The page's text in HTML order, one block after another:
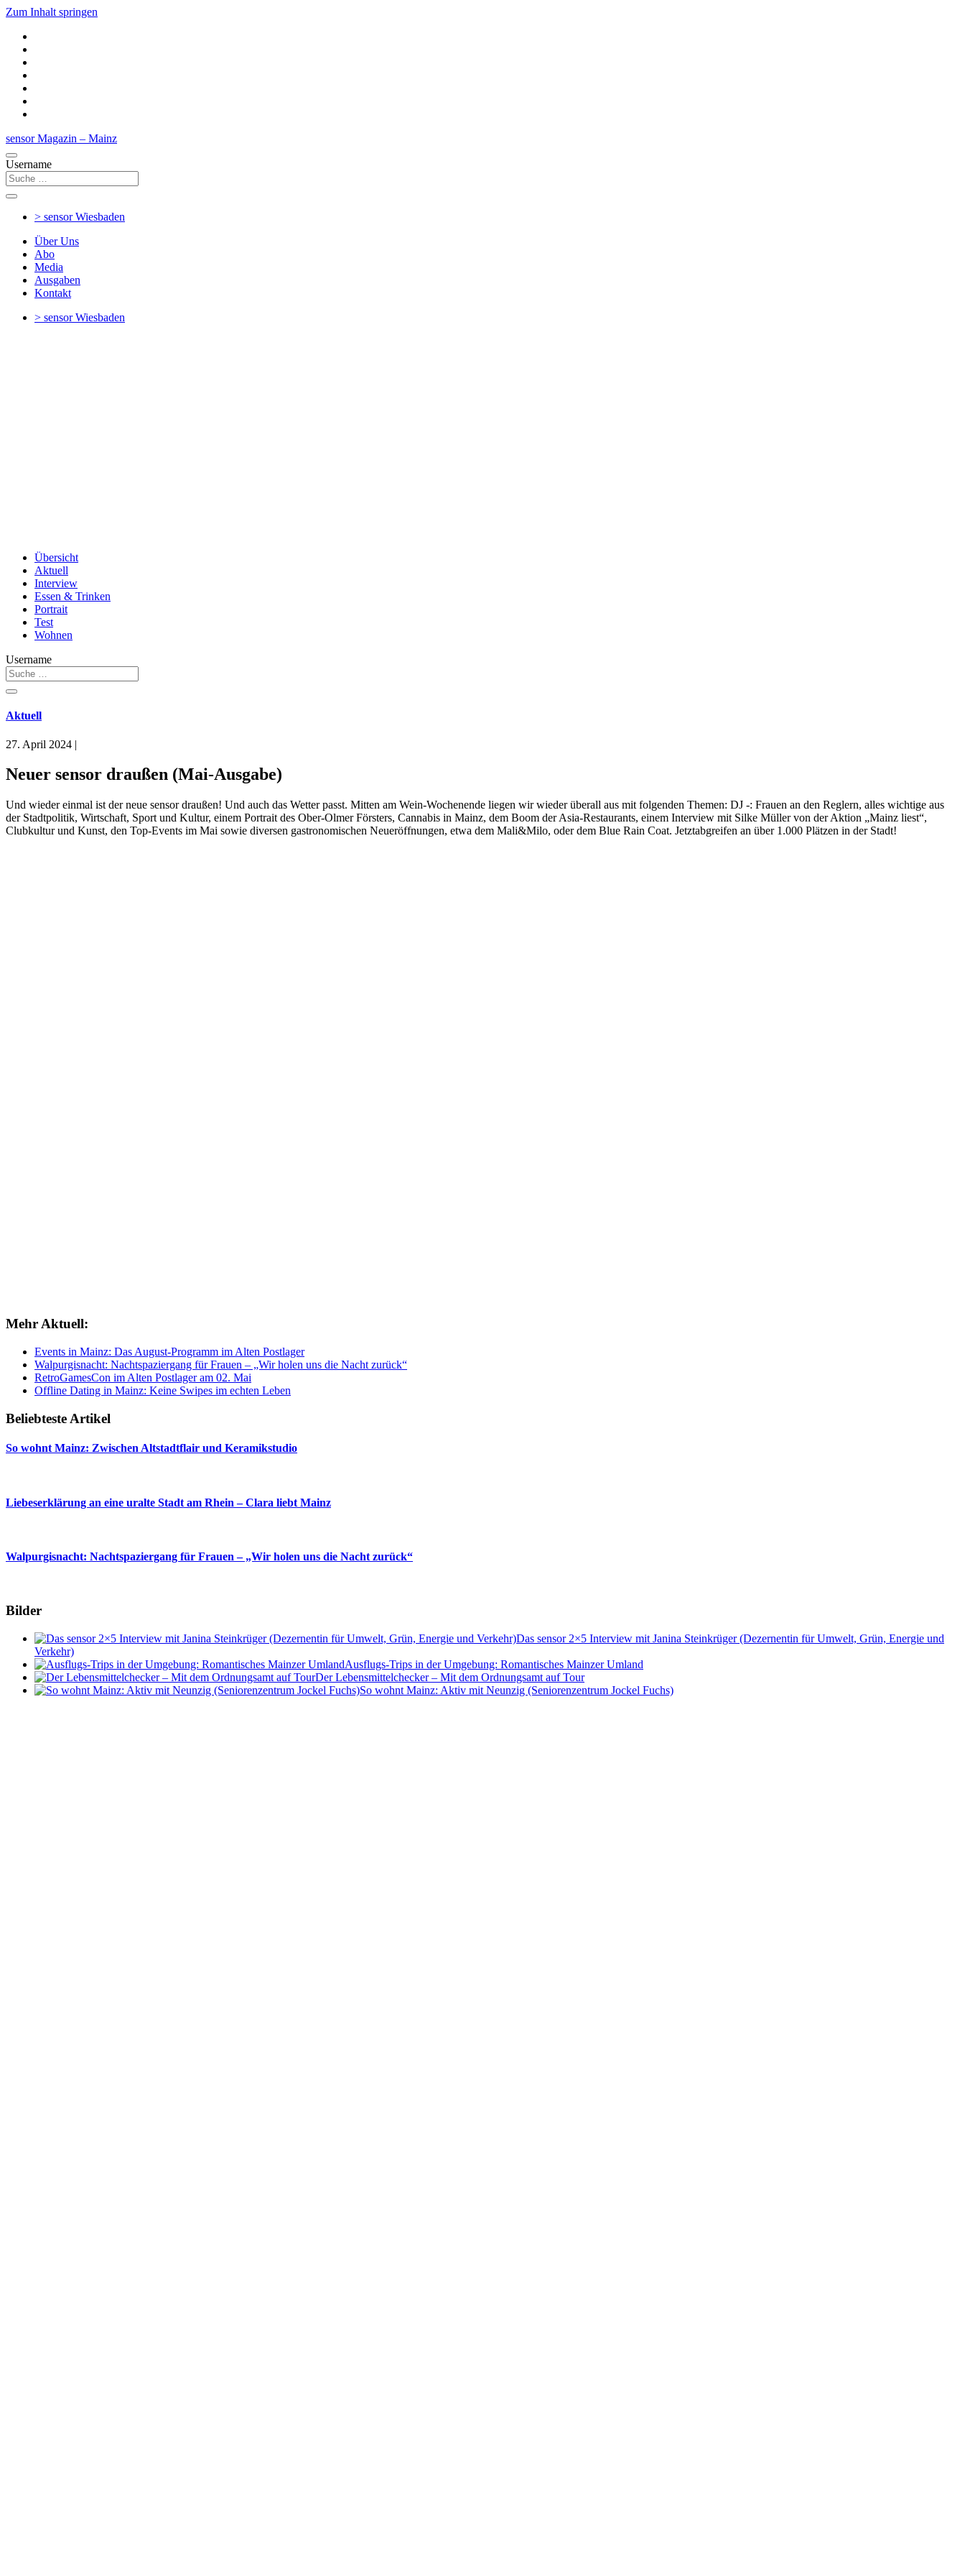
Zum Inhalt springen
sensor Magazin – Mainz
Username
> sensorWiesbaden
Über Uns
Abo
Media
Ausgaben
Kontakt
> sensorWiesbaden
Übersicht
Aktuell
Interview
Essen & Trinken
Portrait
Test
Wohnen
Username
Aktuell
27. April 2024 |
Neuer sensor draußen (Mai-Ausgabe)
Und wieder einmal ist der neue sensor draußen! Und auch das Wetter passt. Mitten am Wein-Wochenende liegen wir wieder überall aus mit folgenden Themen: DJ -: Frauen an den Reglern, alles wichtige aus
der Stadtpolitik, Wirtschaft, Sport und Kultur, einem Portrait des Ober-Olmer Försters, Cannabis in Mainz, dem Boom der Asia-Restaurants, einem Interview mit Silke Müller von der Aktion „Mainz liest“,
Clubkultur und Kunst, den Top-Events im Mai sowie diversen gastronomischen Neueröffnungen, etwa dem Mali&Milo, oder dem Blue Rain Coat. Jetztabgreifen an über 1.000 Plätzen in der Stadt!
Mehr Aktuell:
Events in Mainz: Das August-Programm im Alten Postlager
Walpurgisnacht: Nachtspaziergang für Frauen – „Wir holen uns die Nacht zurück“
RetroGamesCon im Alten Postlager am 02. Mai
Offline Dating in Mainz: Keine Swipes im echten Leben
Beliebteste Artikel
So wohnt Mainz: Zwischen Altstadtflair und Keramikstudio
Liebeserklärung an eine uralte Stadt am Rhein – Clara liebt Mainz
Walpurgisnacht: Nachtspaziergang für Frauen – „Wir holen uns die Nacht zurück“
Bilder
Das sensor 2×5 Interview mit Janina Steinkrüger (Dezernentin für Umwelt, Grün, Energie und
Verkehr)
Ausflugs-Trips in der Umgebung: Romantisches Mainzer Umland
Der Lebensmittelchecker – Mit dem Ordnungsamt auf Tour
So wohnt Mainz: Aktiv mit Neunzig (Seniorenzentrum Jockel Fuchs)